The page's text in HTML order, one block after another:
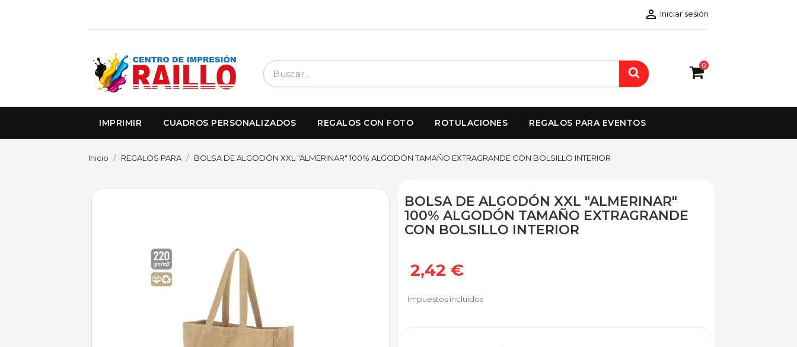
 Iniciar sesión
0
IMPRIMIR CUADROS PERSONALIZADOS REGALOS CON FOTO ROTULACIONES REGALOS PARA EVENTOS
Inicio REGALOS PARA BOLSA DE ALGODÓN XXL "ALMERINAR" 100% ALGODÓN TAMAÑO EXTRAGRANDE CON BOLSILLO INTERIOR
BOLSA DE ALGODÓN XXL "ALMERINAR"
100% ALGODÓN TAMAÑO EXTRAGRANDE
CON BOLSILLO INTERIOR
2,42 €
Impuestos incluidos